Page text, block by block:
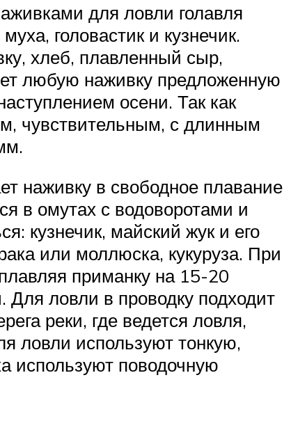
для ловли голавля
головастик и кузнечик.
хлеб, плавленный сыр,
любую наживку предложенную
осени. Так как
чувствительным, с длинным
наживку в свободное плавание
в омутах с водоворотами и
кузнечик, майский жук и его
или моллюска, кукуруза. При
приманку на 15-20
ловли в проводку подходит
реки, где ведется ловля,
ловли используют тонкую,
используют поводочную